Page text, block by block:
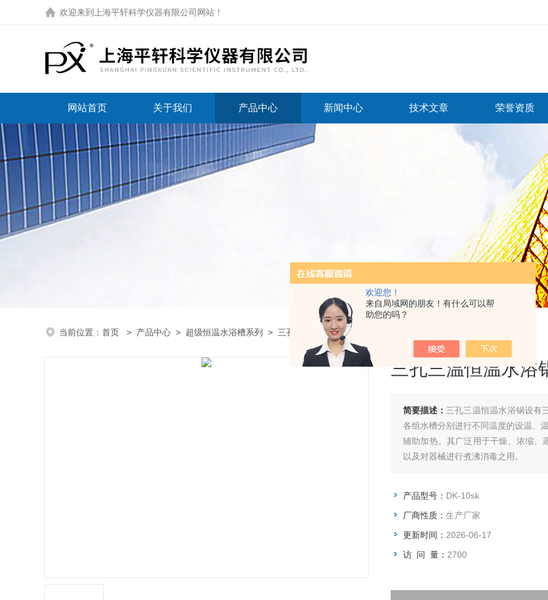
欢迎您！
来自局域网的朋友！有什么可以帮
助您的吗？
欢迎来到 上海平轩科学仪器有限公司网站 ！
网站首页 关于我们 产品中心 新闻中心 技术文章 荣誉资质
当前位置： 首页 > 产品中心 > 超级恒温水浴槽系列 > 三孔三温恒温水浴系列
三孔三温恒温水浴
简要描述： 三孔三温恒温水浴锅设有
各组水槽分别进行不同温度的设温、
辅助加热。其广泛用于干燥、浓缩、
以及对器械进行煮沸消毒之用。
产品型号： DK-10sk
厂商性质： 生产厂家
更新时间： 2026-06-17
访 问 量： 2700